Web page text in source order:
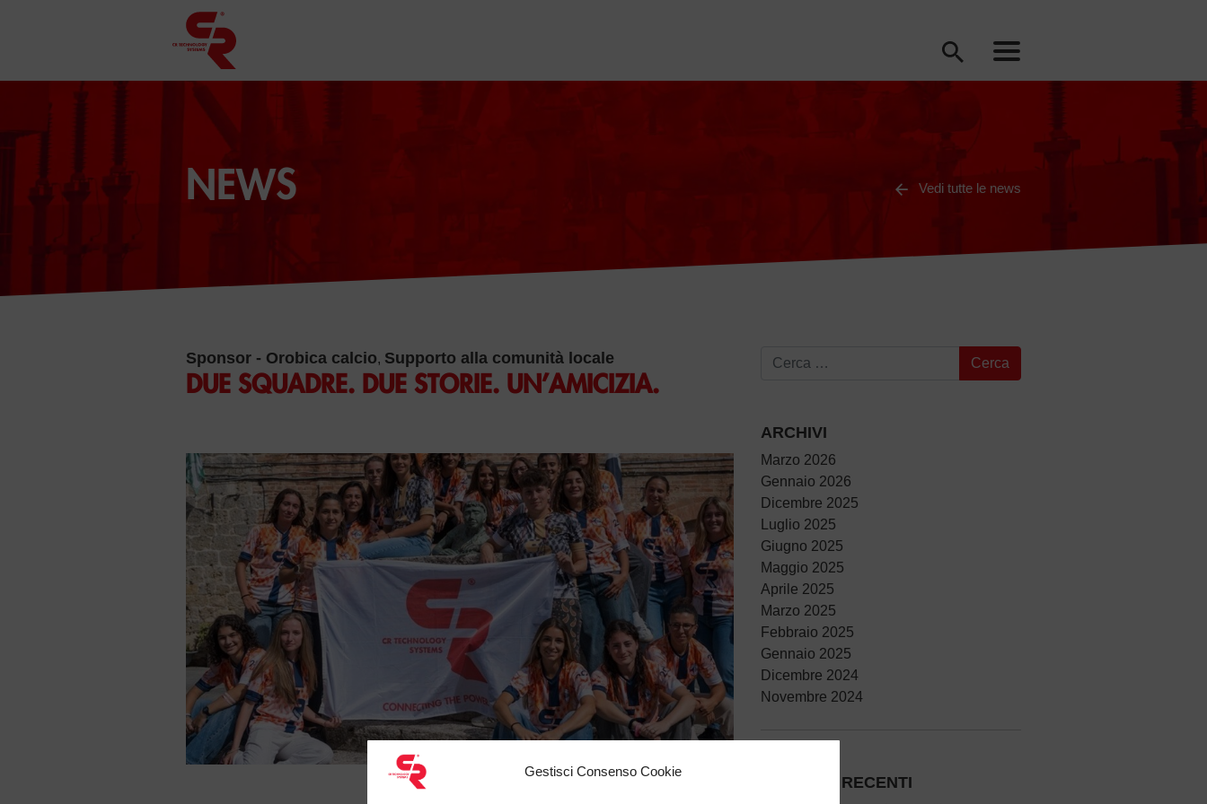
Gestisci Consenso Cookie
NEWS Vedi tutte le news
Sponsor - Orobica calcio, Supporto alla comunità locale
DUE SQUADRE. DUE STORIE. UN’AMICIZIA.
Ricerca per:
ARCHIVI
Marzo 2026
Gennaio 2026
Dicembre 2025
Luglio 2025
Giugno 2025
Maggio 2025
Aprile 2025
Marzo 2025
Febbraio 2025
Gennaio 2025
Dicembre 2024
Novembre 2024
ARTICOLI RECENTI